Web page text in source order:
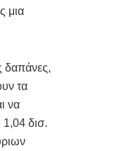
μια
δαπάνες,
τα
να
1,04 δισ.